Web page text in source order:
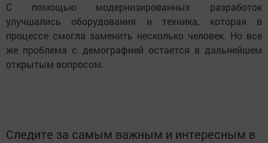
С помощью модернизированных разработок
улучшались оборудования и техника, которая в
процессе смогла заменить несколько человек. Но все
же проблема с демографией остается в дальнейшем
открытым вопросом.
Следите за самым важным и интересным в